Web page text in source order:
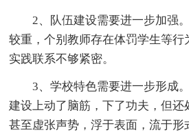
2、队伍建设需要进一步加强。
较重，个别教师存在体罚学生等行
实践联系不够紧密。
3、学校特色需要进一步形成。
建设上动了脑筋，下了功夫，但还
甚至虚张声势，浮于表面，流于形